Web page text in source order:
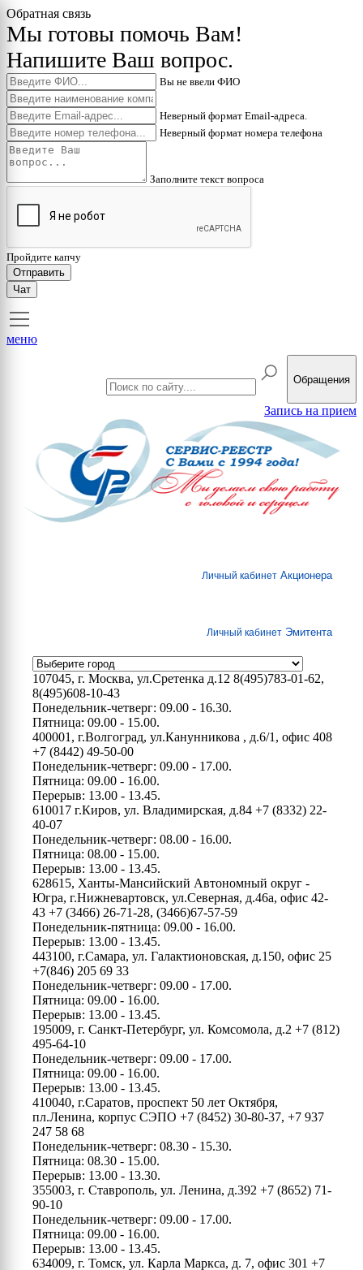
Обратная связь
Мы готовы помочь Вам!
Напишите Ваш вопрос.
Вы не ввели ФИО
Неверный формат Email-адреса.
Неверный формат номера телефона
Заполните текст вопроса
Пройдите капчу
Отправить
Чат
меню
Обращения
Запись на прием
Личный кабинет Акционера
Личный кабинет Эмитента
107045, г. Москва, ул.Сретенка д.12 8(495)783-01-62,
8(495)608-10-43
Понедельник-четверг: 09.00 - 16.30.
Пятница: 09.00 - 15.00.
400001, г.Волгоград, ул.Канунникова , д.6/1, офис 408
+7 (8442) 49-50-00
Понедельник-четверг: 09.00 - 17.00.
Пятница: 09.00 - 16.00.
Перерыв: 13.00 - 13.45.
610017 г.Киров, ул. Владимирская, д.84 +7 (8332) 22-
40-07
Понедельник-четверг: 08.00 - 16.00.
Пятница: 08.00 - 15.00.
Перерыв: 13.00 - 13.45.
628615, Ханты-Мансийский Автономный округ -
Югра, г.Нижневартовск, ул.Северная, д.46а, офис 42-
43 +7 (3466) 26-71-28, (3466)67-57-59
Понедельник-пятница: 09.00 - 16.00.
Перерыв: 13.00 - 13.45.
443100, г.Самара, ул. Галактионовская, д.150, офис 25
+7(846) 205 69 33
Понедельник-четверг: 09.00 - 17.00.
Пятница: 09.00 - 16.00.
Перерыв: 13.00 - 13.45.
195009, г. Санкт-Петербург, ул. Комсомола, д.2 +7 (812)
495-64-10
Понедельник-четверг: 09.00 - 17.00.
Пятница: 09.00 - 16.00.
Перерыв: 13.00 - 13.45.
410040, г.Саратов, проспект 50 лет Октября,
пл.Ленина, корпус СЭПО +7 (8452) 30-80-37, +7 937
247 58 68
Понедельник-четверг: 08.30 - 15.30.
Пятница: 08.30 - 15.00.
Перерыв: 13.00 - 13.30.
355003, г. Ставрополь, ул. Ленина, д.392 +7 (8652) 71-
90-10
Понедельник-четверг: 09.00 - 17.00.
Пятница: 09.00 - 16.00.
Перерыв: 13.00 - 13.45.
634009, г. Томск, ул. Карла Маркса, д. 7, офис 301 +7